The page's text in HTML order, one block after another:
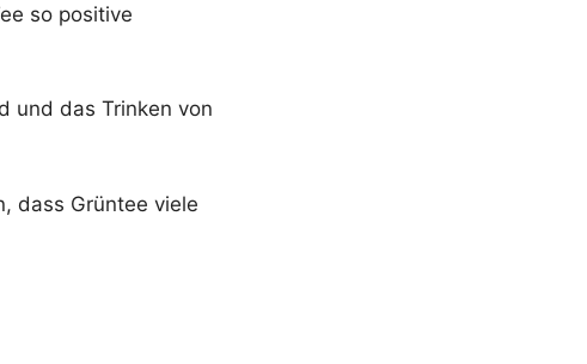
so positive
und das Trinken von
dass Grüntee viele